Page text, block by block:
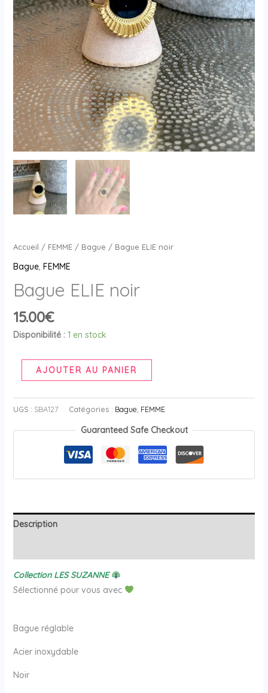
Accueil / FEMME/ Bague / Bague ELIE noir
Bague, FEMME
Bague ELIE noir
15.00€
Disponibilité : 1 en stock
AJOUTER AU PANIER
UGS : SBA127 Catégories : Bague FEMME
Guaranteed Safe Checkout
Description
Collection LES SUZANNE
Sélectionné pour vous avec
Bague réglable
Acier inoxydable
Noir